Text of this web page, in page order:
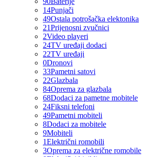
14Punjači
49Ostala potrošačka elektonika
21Prijenosni zvučnici
2Video playeri
24TV uređaji dodaci
22TV uređaji
0Dronovi
33Pametni satovi
22Glazbala
84Oprema za glazbala
68Dodaci za pametne mobitele
24Fiksni telefoni
49Pametni mobiteli
8Dodaci za mobitele
9Mobiteli
1Električni romobili
3Oprema za električne romobile